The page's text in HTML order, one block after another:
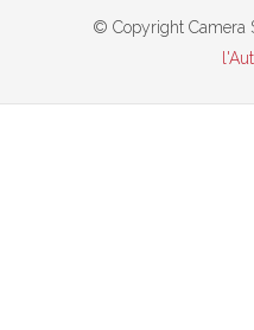
© Copyright Camera